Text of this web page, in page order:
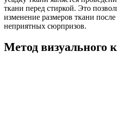
ткани перед стиркой. Это
изменение размеров ткани
неприятных сюрпризов.
Метод визуального